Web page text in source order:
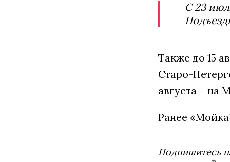
С 23
Также до 15
Старо-
августа – на
Ранее
Подпишитесь